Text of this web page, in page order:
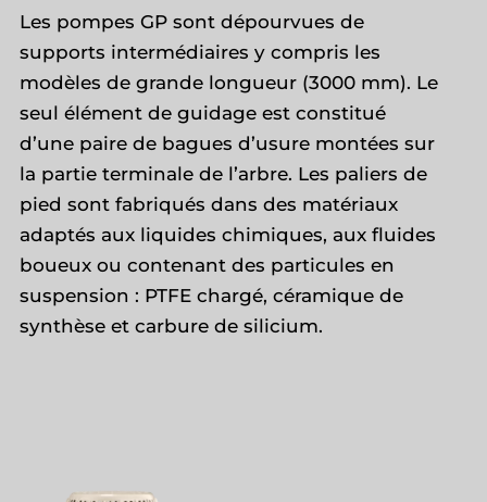
Les pompes GP sont dépourvues de
supports intermédiaires y compris les
modèles de grande longueur (3000 mm). Le
seul élément de guidage est constitué
d’une paire de bagues d’usure montées sur
la partie terminale de l’arbre. Les paliers de
pied sont fabriqués dans des matériaux
adaptés aux liquides chimiques, aux fluides
boueux ou contenant des particules en
suspension : PTFE chargé, céramique de
synthèse et carbure de silicium.